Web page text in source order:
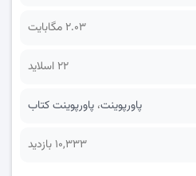
2.03 مگابایت
22 اسلاید
پاورپوینت، پاورپوینت کتاب
10,333 بازدید